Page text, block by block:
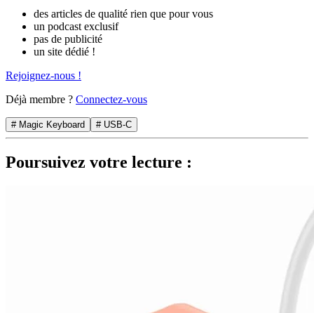
des articles de qualité rien que pour vous
un podcast exclusif
pas de publicité
un site dédié !
Rejoignez-nous !
Déjà membre ? Connectez-vous
# Magic Keyboard # USB-C
Poursuivez votre lecture :